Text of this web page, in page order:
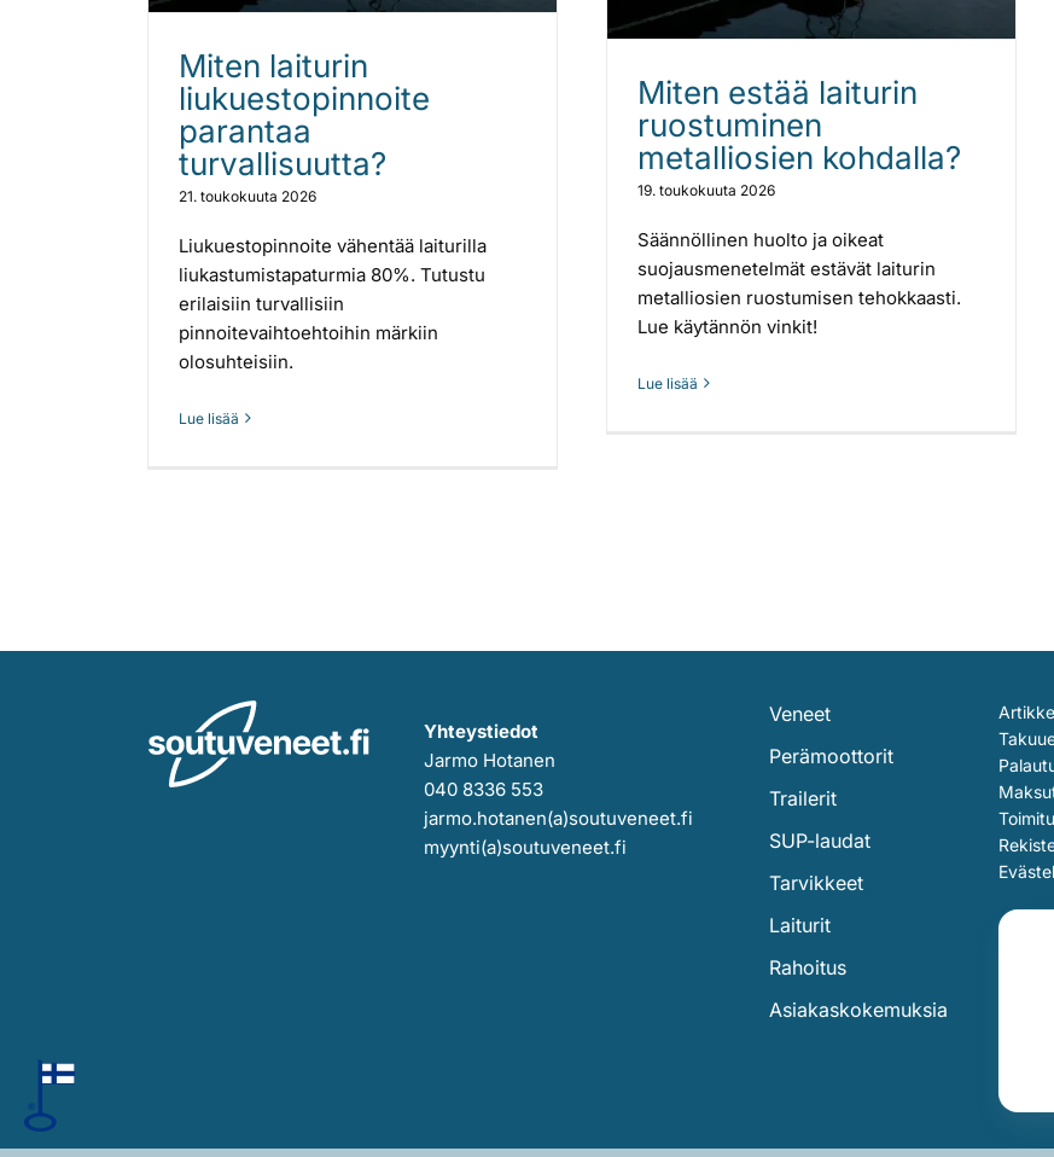
Miten laiturin
liukuestopinnoite
parantaa
turvallisuutta?
21. toukokuuta 2026
Liukuestopinnoite vähentää laiturilla
liukastumistapaturmia 80%. Tutustu
erilaisiin turvallisiin
pinnoitevaihtoehtoihin märkiin
olosuhteisiin.
Lue lisää
Miten estää laiturin
ruostuminen
metalliosien kohdalla?
19. toukokuuta 2026
Säännöllinen huolto ja oikeat
suojausmenetelmät estävät laiturin
metalliosien ruostumisen tehokkaasti.
Lue käytännön vinkit!
Lue lisää
Yhteystiedot
Jarmo Hotanen
040 8336 553
jarmo.hotanen(a)soutuveneet.fi
myynti(a)soutuveneet.fi
Veneet
Perämoottorit
Trailerit
SUP-laudat
Tarvikkeet
Laiturit
Rahoitus
Asiakaskokemuksia